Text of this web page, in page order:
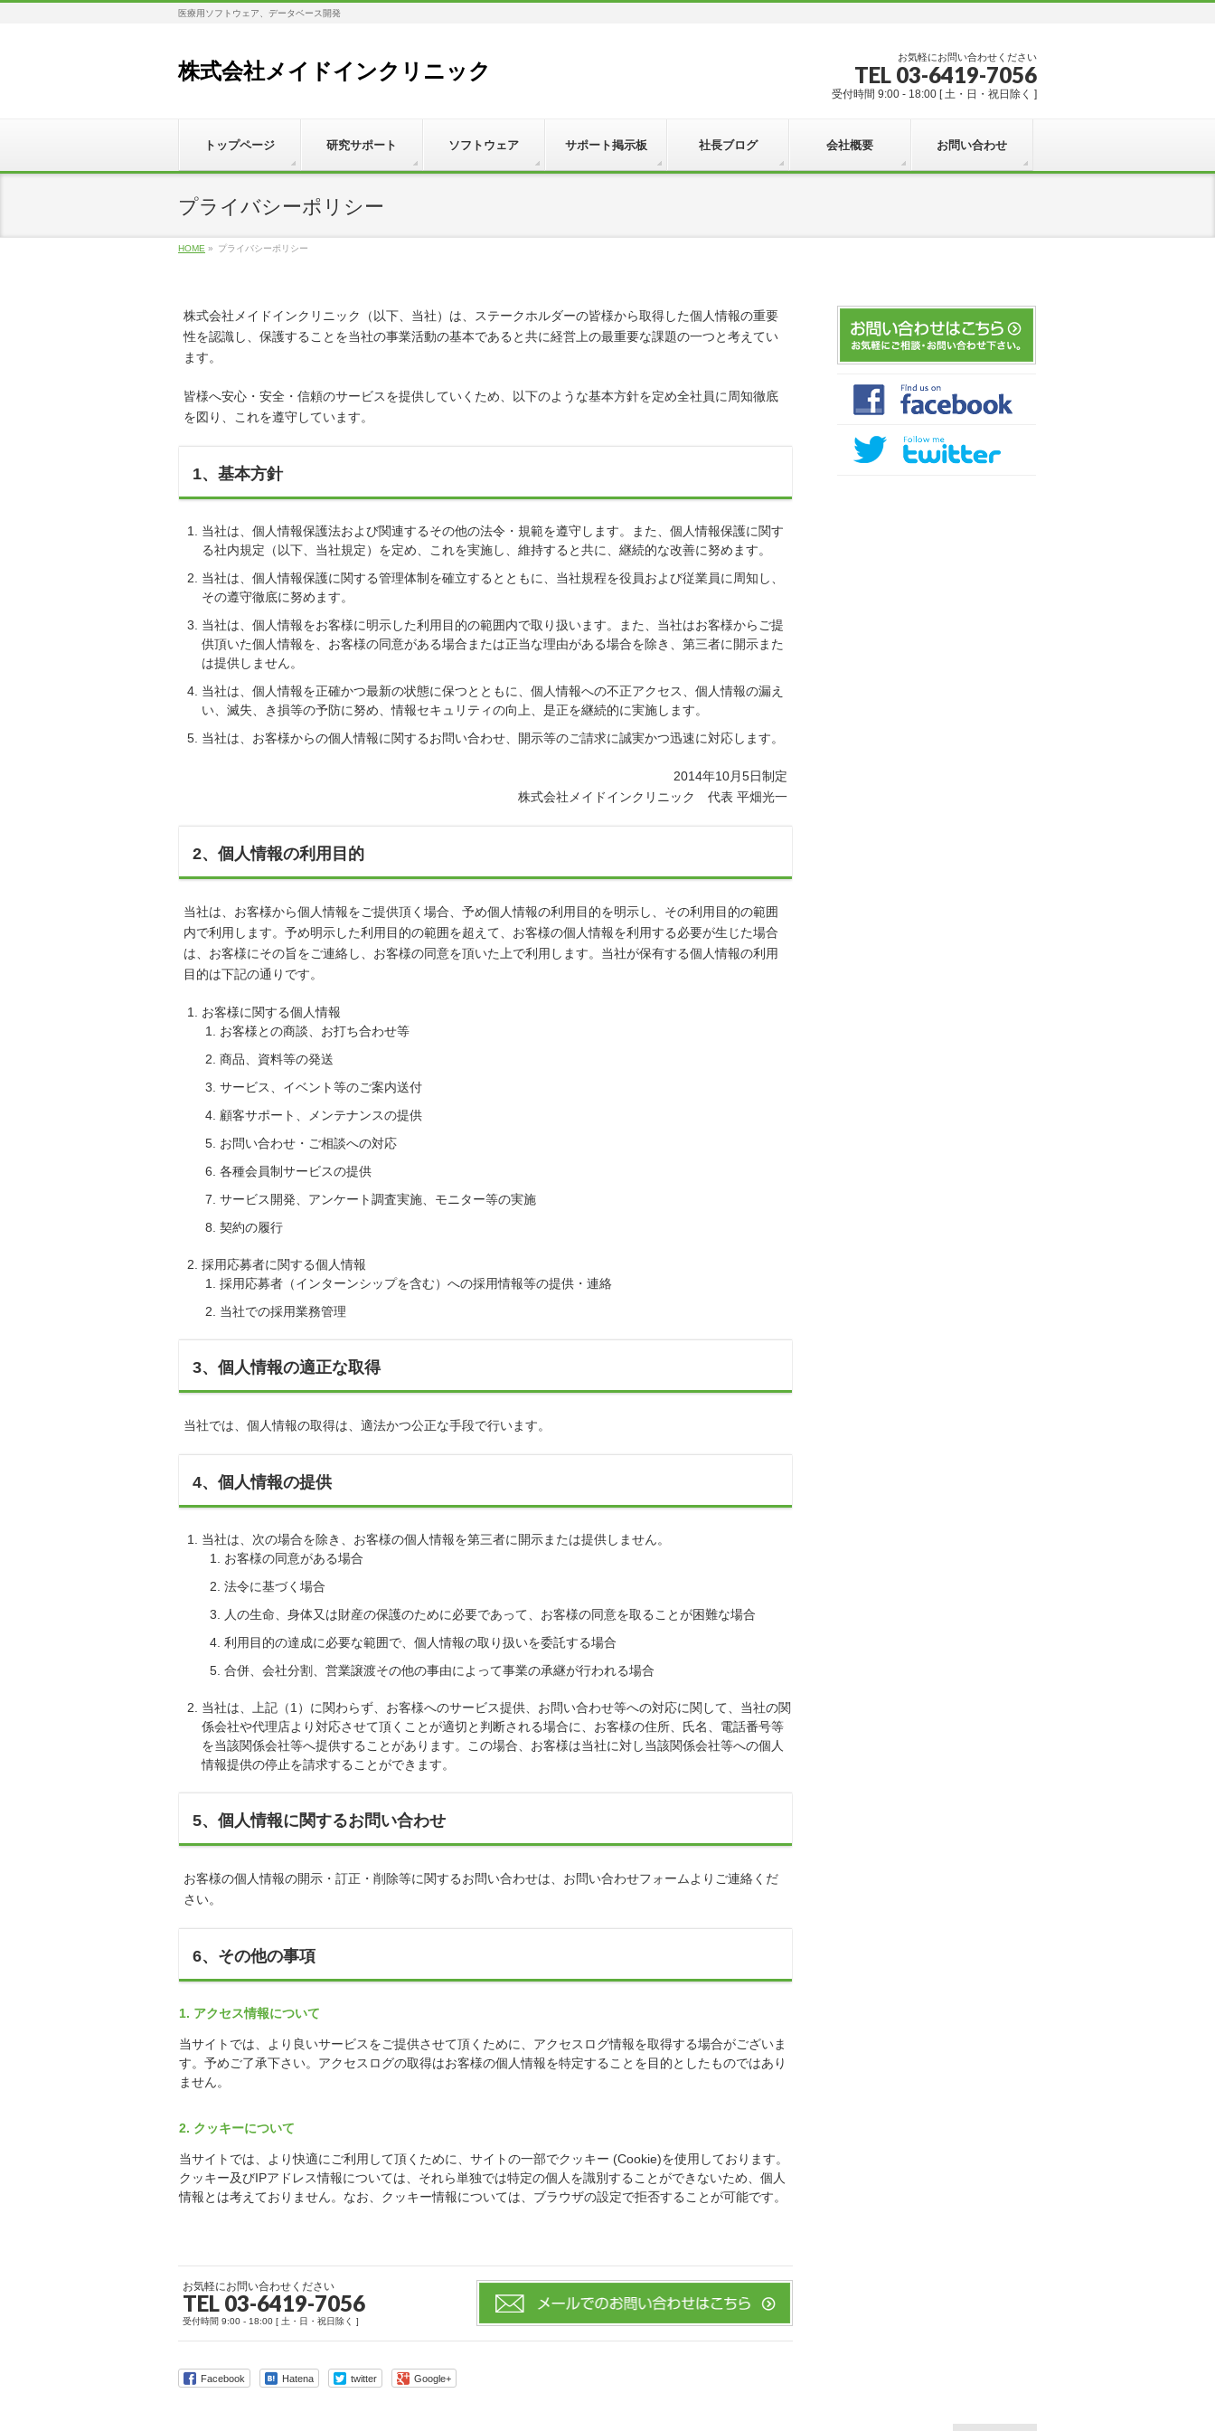
医療用ソフトウェア、データベース開発
株式会社メイドインクリニック
お気軽にお問い合わせください
TEL 03-6419-7056
受付時間 9:00 - 18:00 [ 土・日・祝日除く ]
トップページ 研究サポート ソフトウェア サポート掲示板 社長ブログ 会社概要 お問い合わせ
プライバシーポリシー
HOME » プライバシーポリシー
株式会社メイドインクリニック（以下、当社）は、ステークホルダーの皆様から取得した個人情報の重要
性を認識し、保護することを当社の事業活動の基本であると共に経営上の最重要な課題の一つと考えてい
ます。
皆様へ安心・安全・信頼のサービスを提供していくため、以下のような基本方針を定め全社員に周知徹底
を図り、これを遵守しています。
1、基本方針
当社は、個人情報保護法および関連するその他の法令・規範を遵守します。また、個人情報保護に関す
る社内規定（以下、当社規定）を定め、これを実施し、維持すると共に、継続的な改善に努めます。
当社は、個人情報保護に関する管理体制を確立するとともに、当社規程を役員および従業員に周知し、
その遵守徹底に努めます。
当社は、個人情報をお客様に明示した利用目的の範囲内で取り扱います。また、当社はお客様からご提
供頂いた個人情報を、お客様の同意がある場合または正当な理由がある場合を除き、第三者に開示また
は提供しません。
当社は、個人情報を正確かつ最新の状態に保つとともに、個人情報への不正アクセス、個人情報の漏え
い、滅失、き損等の予防に努め、情報セキュリティの向上、是正を継続的に実施します。
当社は、お客様からの個人情報に関するお問い合わせ、開示等のご請求に誠実かつ迅速に対応します。
2014年10月5日制定
株式会社メイドインクリニック 代表 平畑光一
2、個人情報の利用目的
当社は、お客様から個人情報をご提供頂く場合、予め個人情報の利用目的を明示し、その利用目的の範囲
内で利用します。予め明示した利用目的の範囲を超えて、お客様の個人情報を利用する必要が生じた場合
は、お客様にその旨をご連絡し、お客様の同意を頂いた上で利用します。当社が保有する個人情報の利用
目的は下記の通りです。
お客様に関する個人情報
お客様との商談、お打ち合わせ等
商品、資料等の発送
サービス、イベント等のご案内送付
顧客サポート、メンテナンスの提供
お問い合わせ・ご相談への対応
各種会員制サービスの提供
サービス開発、アンケート調査実施、モニター等の実施
契約の履行
採用応募者に関する個人情報
採用応募者（インターンシップを含む）への採用情報等の提供・連絡
当社での採用業務管理
3、個人情報の適正な取得
当社では、個人情報の取得は、適法かつ公正な手段で行います。
4、個人情報の提供
当社は、次の場合を除き、お客様の個人情報を第三者に開示または提供しません。
お客様の同意がある場合
法令に基づく場合
人の生命、身体又は財産の保護のために必要であって、お客様の同意を取ることが困難な場合
利用目的の達成に必要な範囲で、個人情報の取り扱いを委託する場合
合併、会社分割、営業譲渡その他の事由によって事業の承継が行われる場合
当社は、上記（1）に関わらず、お客様へのサービス提供、お問い合わせ等への対応に関して、当社の関
係会社や代理店より対応させて頂くことが適切と判断される場合に、お客様の住所、氏名、電話番号等
を当該関係会社等へ提供することがあります。この場合、お客様は当社に対し当該関係会社等への個人
情報提供の停止を請求することができます。
5、個人情報に関するお問い合わせ
お客様の個人情報の開示・訂正・削除等に関するお問い合わせは、お問い合わせフォームよりご連絡くだ
さい。
6、その他の事項
1. アクセス情報について
当サイトでは、より良いサービスをご提供させて頂くために、アクセスログ情報を取得する場合がございま
す。予めご了承下さい。アクセスログの取得はお客様の個人情報を特定することを目的としたものではあり
ません。
2. クッキーについて
当サイトでは、より快適にご利用して頂くために、サイトの一部でクッキー (Cookie)を使用しております。
クッキー及びIPアドレス情報については、それら単独では特定の個人を識別することができないため、個人
情報とは考えておりません。なお、クッキー情報については、ブラウザの設定で拒否することが可能です。
お気軽にお問い合わせください
TEL 03-6419-7056
受付時間 9:00 - 18:00 [ 土・日・祝日除く ]
Facebook Hatena twitter Google+